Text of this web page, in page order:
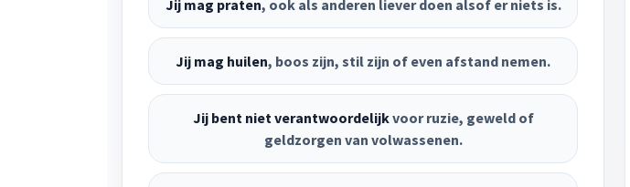
Jij mag praten, ook als anderen liever doen alsof er niets is.
Jij mag huilen, boos zijn, stil zijn of even afstand nemen.
Jij bent niet verantwoordelijkvoor ruzie, geweld of
geldzorgen van volwassenen.